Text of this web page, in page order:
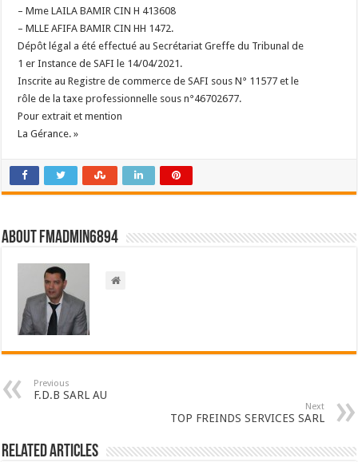
– Mme LAILA BAMIR CIN H 413608
– MLLE AFIFA BAMIR CIN HH 1472.
Dépôt légal a été effectué au Secrétariat Greffe du Tribunal de
1 er Instance de SAFI le 14/04/2021.
Inscrite au Registre de commerce de SAFI sous N° 11577 et le
rôle de la taxe professionnelle sous n°46702677.
Pour extrait et mention
La Gérance. »
About FMadmin6894
Previous
F.D.B SARL AU
Next
TOP FREINDS SERVICES SARL
Related Articles